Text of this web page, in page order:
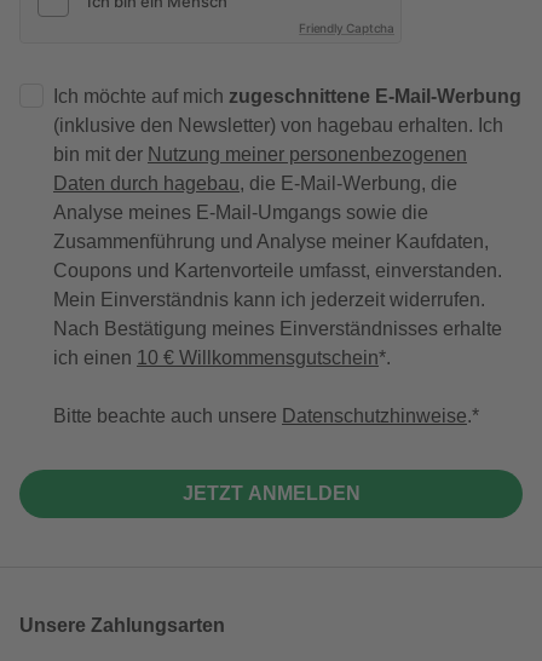
Friendly Captcha
Ich möchte auf mich zugeschnittene E-Mail-Werbung
(inklusive den Newsletter) von hagebau erhalten. Ich
bin mit der Nutzung meiner personenbezogenen
Daten durch hagebau, die E-Mail-Werbung, die
Analyse meines E-Mail-Umgangs sowie die
Zusammenführung und Analyse meiner Kaufdaten,
Coupons und Kartenvorteile umfasst, einverstanden.
Mein Einverständnis kann ich jederzeit widerrufen.
Nach Bestätigung meines Einverständnisses erhalte
ich einen 10 € Willkommensgutschein*.
Bitte beachte auch unsere Datenschutzhinweise.
JETZT ANMELDEN
Unsere Zahlungsarten